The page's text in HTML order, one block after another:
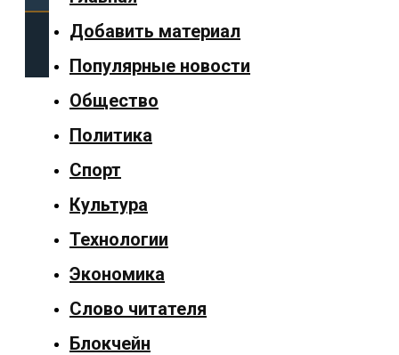
✕
Главная
материал
Популярные
новости
Общество
Добавить материал
Популярные новости
Общество
Политика
Спорт
Культура
Технологии
Экономика
Слово читателя
Блокчейн